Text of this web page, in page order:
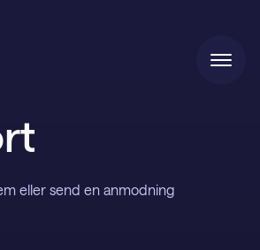
eller send en anmodning